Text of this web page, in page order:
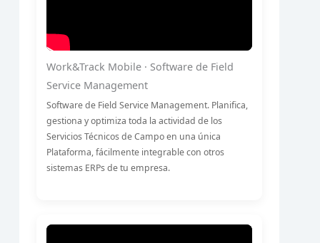
Work&Track Mobile · Software de Field
Service Management
Software de Field Service Management. Planifica,
gestiona y optimiza toda la actividad de los
Servicios Técnicos de Campo en una única
Plataforma, fácilmente integrable con otros
sistemas ERPs de tu empresa.